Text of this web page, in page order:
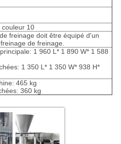
couleur 10
freinage doit être équipé d'un
de freinage.
1 960 L* 1 890 W* 1 588
1 350 L* 1 350 W* 938 H*
465 kg
360 kg